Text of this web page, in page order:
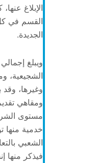
الإبلاغ
القسم في كل
الجديدة.
الشجيعية،
ومقاهي
مستوى
خدمية
الشعبي
فيذكر منها